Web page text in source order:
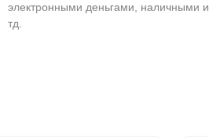
электронными деньгами, наличными и
тд.